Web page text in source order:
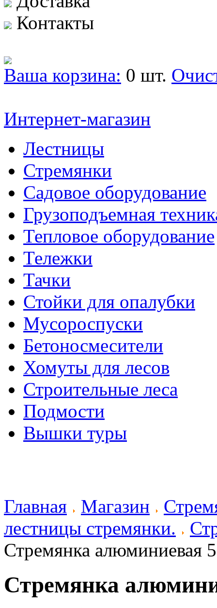
Контакты
Ваша корзина: 0 шт.
Интернет-магазин
Лестницы
Стремянки
Садовое оборудование
Грузоподъемная
Тепловое оборудование
Тележки
Тачки
Стойки для опалубки
Мусороспуски
Бетоносмесители
Хомуты для лесов
Строительные леса
Подмости
Вышки туры
Главная Магазин
лестницы стремянки.
Стремянка алюминиевая
Стремянка